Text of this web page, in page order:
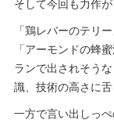
そして今回も力作
「鶏レバーのテリ
「アーモンドの蜂
ランで出されそう
識、技術の高さに
一方で言い出しっ